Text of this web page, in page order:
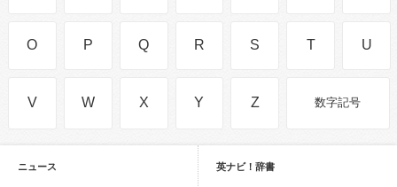
O P Q R S T U
V W X Y Z 数字記号
ニュース 英ナビ！辞書